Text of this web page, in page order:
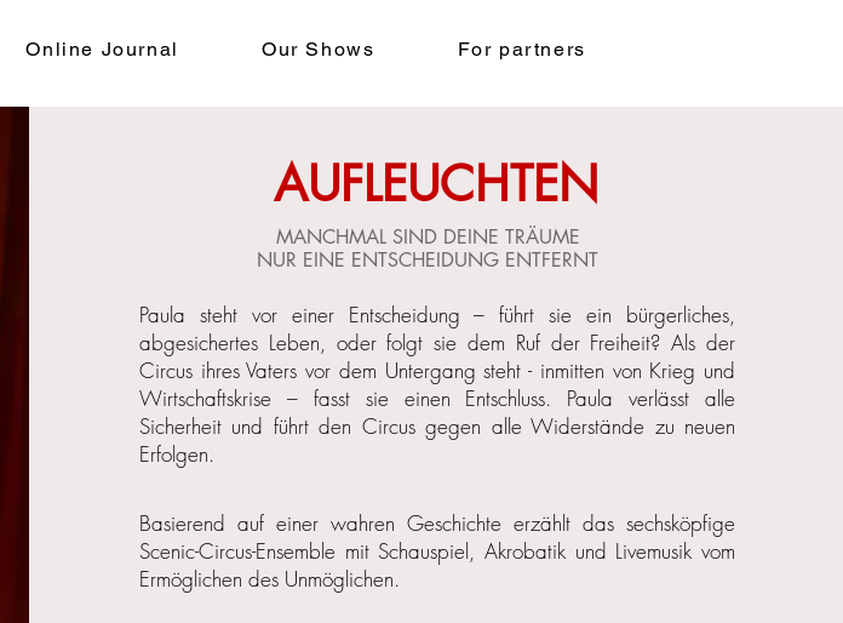
Online Journal Our Shows For partners
AUFLEUCHTEN
MANCHMAL SIND DEINE TRÄUME
NUR EINE ENTSCHEIDUNG ENTFERNT
Paula steht vor einer Entscheidung – führt sie ein bürgerliches,
abgesichertes Leben, oder folgt sie dem Ruf der Freiheit? Als der
Circus ihres Vaters vor dem Untergang steht - inmitten von Krieg und
Wirtschaftskrise – fasst sie einen Entschluss. Paula verlässt alle
Sicherheit und führt den Circus gegen alle Widerstände zu neuen
Erfolgen.
Basierend auf einer wahren Geschichte erzählt das sechsköpfige
Scenic-Circus-Ensemble mit Schauspiel, Akrobatik und Livemusik vom
Ermöglichen des Unmöglichen.